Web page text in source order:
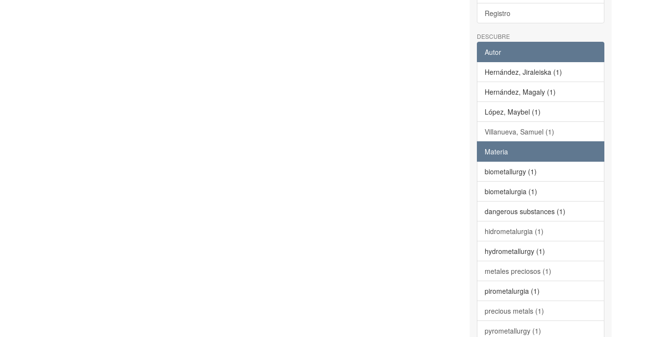
Registro
DESCUBRE
Autor
Hernández, Jiraleiska (1)
Hernández, Magaly (1)
López, Maybel (1)
Villanueva, Samuel (1)
Materia
biometallurgy (1)
biometalurgia (1)
dangerous substances (1)
hidrometalurgia (1)
hydrometallurgy (1)
metales preciosos (1)
pirometalurgia (1)
precious metals (1)
pyrometallurgy (1)